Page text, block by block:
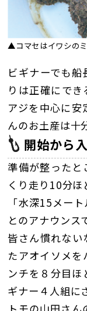
▲コマセはイワシの
ビギナーでも
りは正確にで
アジを中心に
んのお土産は十
開始から
準備が整ったと
くり走り10分ほ
「水深15メー
とのアナウンス
皆さん慣れない
たアオイソメを
ンチを８分目
ギナー４人組に